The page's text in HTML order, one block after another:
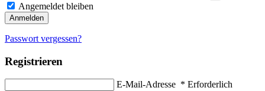
Angemeldet bleiben
Anmelden
Passwort vergessen?
Registrieren
E-Mail-Adresse * Erforderlich